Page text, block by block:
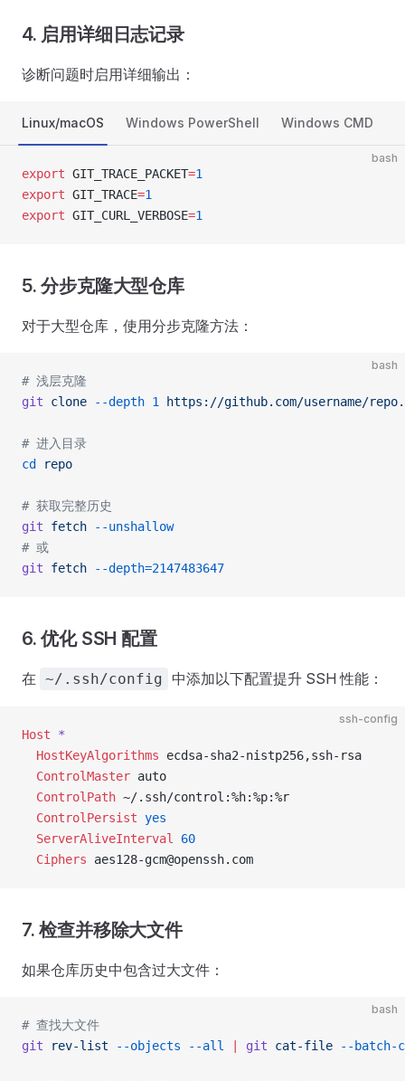
4. 启用详细日志记录
诊断问题时启用详细输出：
Linux/macOS Windows PowerShell Windows CMD
bash
export GIT_TRACE_PACKET=1
export GIT_TRACE=1
export GIT_CURL_VERBOSE=1
5. 分步克隆大型仓库
对于大型仓库，使用分步克隆方法：
bash
# 浅层克隆
git clone --depth 1 https://github.com/username/
# 进入目录
cd
repo
# 获取完整历史
git fetch --unshallow
# 或
git fetch --depth=2147483647
6. 优化 SSH 配置
在 ~/.ssh/config 中添加以下配置提升 SSH 性能：
ssh-config
Host *
  HostKeyAlgorithms
ecdsa-sha2-nistp256,ssh-rsa
  ControlMaster
auto
  ControlPath
~/.ssh/control:%h:%p:%r
  ControlPersist
yes
  ServerAliveInterval
60
  Ciphers
aes128-gcm@openssh.com
7. 检查并移除大文件
如果仓库历史中包含过大文件：
bash
# 查找大文件
git rev-list --objects --all git cat-file --batch-